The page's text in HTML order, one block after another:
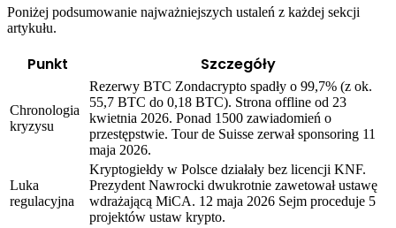
Poniżej podsumowanie najważniejszych ustaleń z każdej sekcji
artykułu.
Punkt Szczegóły
Chronologia
kryzysu
Rezerwy BTC Zondacrypto spadły o 99,7% (z ok.
55,7 BTC do 0,18 BTC). Strona offline od 23
kwietnia 2026. Ponad 1500 zawiadomień o
przestępstwie. Tour de Suisse zerwał sponsoring 11
maja 2026.
Luka
regulacyjna
Kryptogiełdy w Polsce działały bez licencji KNF.
Prezydent Nawrocki dwukrotnie zawetował ustawę
wdrażającą MiCA. 12 maja 2026 Sejm proceduje 5
projektów ustaw krypto.